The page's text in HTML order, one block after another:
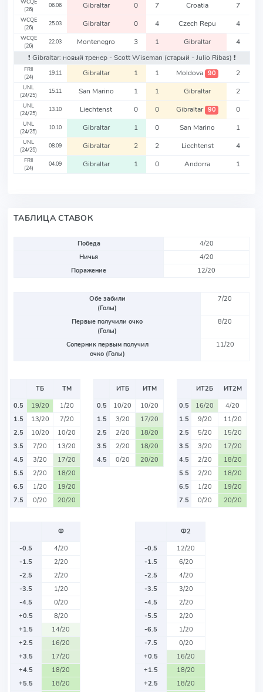
WCQE
(26)
06.06 Gibraltar 0 7 Croatia 7
WCQE
(26)
25.03 Gibraltar 0 4 Czech Repu 4
WCQE
(26)
22.03 Montenegro 3 1 Gibraltar
4
❗️ Gibraltar: новый тренер - Scott Wiseman (старый - Julio Ribas) ❗️
FRII
(24)
19.11 Gibraltar 1 1 Moldova 90 2
UNL
(24/25)
15.11 San Marino 1 1 Gibraltar 2
UNL
(24/25)
13.10 Liechtenst 0 0 Gibraltar 90 0
UNL
(24/25)
10.10 Gibraltar 1 0 San Marino 1
UNL
(24/25)
08.09 Gibraltar 2 2 Liechtenst 4
FRII
(24)
04.09 Gibraltar 1 0 Andorra 1
ТАБЛИЦА СТАВОК
Победа
4/20
Ничья
4/20
Поражение
12/20
Обе забили
(Голы)
7/20
Первые получили очко
(Голы)
8/20
Соперник первым получил
очко (Голы)
11/20
ТБ
ТМ
0.5
19/20
1/20
1.5
13/20
7/20
2.5
10/20
10/20
3.5
7/20
13/20
4.5
3/20
17/20
5.5
2/20
18/20
6.5
1/20
19/20
7.5
0/20 20/20
ИТБ
ИТМ
0.5
10/20
10/20
1.5
3/20
17/20
2.5
2/20
18/20
3.5
2/20
18/20
4.5
0/20 20/20
ИТ2Б
ИТ2М
0.5
16/20
4/20
1.5
9/20
11/20
2.5
5/20
15/20
3.5
3/20
17/20
4.5
2/20
18/20
5.5
2/20
18/20
6.5
1/20
19/20
7.5
0/20 20/20
Ф
-0.5
4/20
-1.5
2/20
-2.5
2/20
-3.5
1/20
-4.5
0/20
+0.5
8/20
+1.5
14/20
+2.5
16/20
+3.5
17/20
+4.5
18/20
+5.5
18/20
Ф2
-0.5
12/20
-1.5
6/20
-2.5
4/20
-3.5
3/20
-4.5
2/20
-5.5
2/20
-6.5
1/20
-7.5
0/20
+0.5
16/20
+1.5
18/20
+2.5
18/20